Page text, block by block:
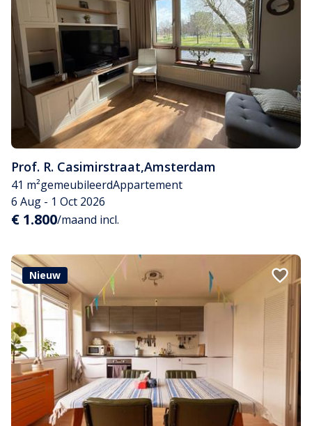
Prof. R. Casimirstraat,Amsterdam
41 m²gemeubileerdAppartement
6 Aug - 1 Oct 2026
€ 1.800/maand incl.
Nieuw